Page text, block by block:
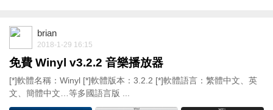
brian
2018-1-29 16:15
免費 Winyl v3.2.2 音樂播放器
[*]軟體名稱：Winyl [*]軟體版本：3.2.2 [*]軟體語言：繁體中文、英
文、簡體中文…等多國語言版 ...